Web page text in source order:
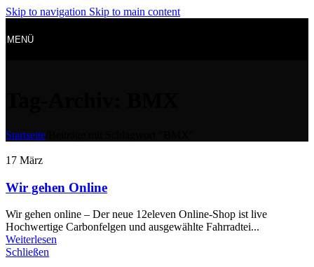
Skip to navigation Skip to main content
MENÜ
Startseite
17 März
Wir gehen Online
Wir gehen online – Der neue 12eleven Online-Shop ist live
Hochwertige Carbonfelgen und ausgewählte Fahrradtei...
Weiterlesen
Schließen